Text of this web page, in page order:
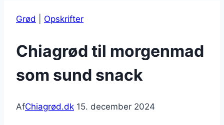
Grød Opskrifter
Chiagrød til morgenmad
som sund snack
AfChiagrød.dk 15. december 2024